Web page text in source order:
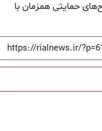
حمایتی همزمان با